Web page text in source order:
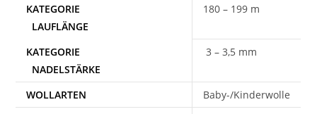
180 – 199 m
3 – 3,5 mm
WOLLARTEN
Baby-/Kinderwolle